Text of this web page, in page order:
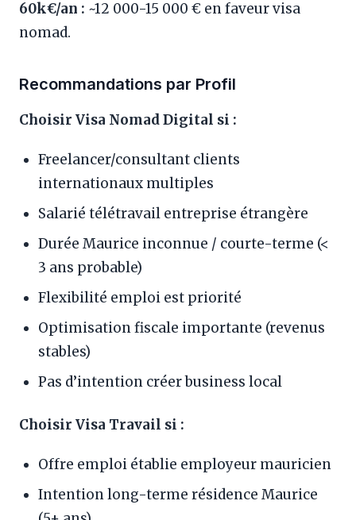
60k€/an : ~12 000-15 000 € en faveur visa
nomad.
Recommandations par Profil
Choisir Visa Nomad Digital si :
Freelancer/consultant clients
internationaux multiples
Salarié télétravail entreprise étrangère
Durée Maurice inconnue / courte-terme (<
3 ans probable)
Flexibilité emploi est priorité
Optimisation fiscale importante (revenus
stables)
Pas d’intention créer business local
Choisir Visa Travail si :
Offre emploi établie employeur mauricien
Intention long-terme résidence Maurice